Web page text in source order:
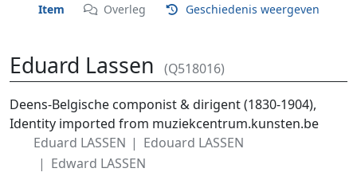
Item Overleg Geschiedenis weergeven
Eduard Lassen (Q518016)
Ga naar:navigatie,zoeken
Deens-Belgische componist & dirigent (1830-1904),
Identity imported from muziekcentrum.kunsten.be
Eduard LASSEN
Edouard LASSEN
Edward LASSEN